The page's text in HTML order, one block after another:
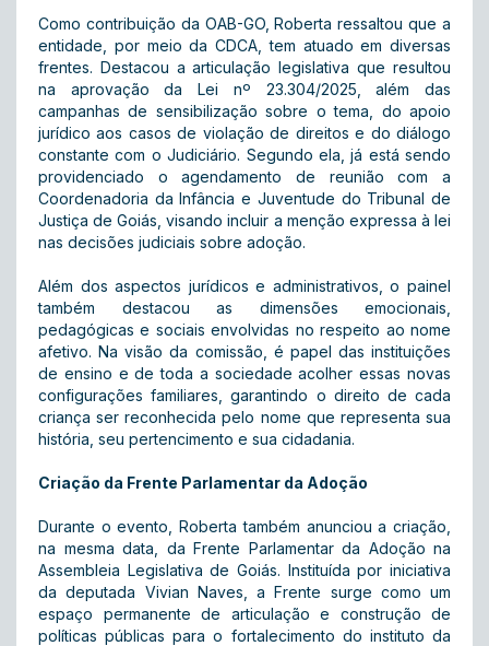
Como contribuição da OAB-GO, Roberta ressaltou que a
entidade, por meio da CDCA, tem atuado em diversas
frentes. Destacou a articulação legislativa que resultou
na aprovação da Lei nº 23.304/2025, além das
campanhas de sensibilização sobre o tema, do apoio
jurídico aos casos de violação de direitos e do diálogo
constante com o Judiciário. Segundo ela, já está sendo
providenciado o agendamento de reunião com a
Coordenadoria da Infância e Juventude do Tribunal de
Justiça de Goiás, visando incluir a menção expressa à lei
nas decisões judiciais sobre adoção.
Além dos aspectos jurídicos e administrativos, o painel
também destacou as dimensões emocionais,
pedagógicas e sociais envolvidas no respeito ao nome
afetivo. Na visão da comissão, é papel das instituições
de ensino e de toda a sociedade acolher essas novas
configurações familiares, garantindo o direito de cada
criança ser reconhecida pelo nome que representa sua
história, seu pertencimento e sua cidadania.
Criação da Frente Parlamentar da Adoção
Durante o evento, Roberta também anunciou a criação,
na mesma data, da Frente Parlamentar da Adoção na
Assembleia Legislativa de Goiás. Instituída por iniciativa
da deputada Vivian Naves, a Frente surge como um
espaço permanente de articulação e construção de
políticas públicas para o fortalecimento do instituto da